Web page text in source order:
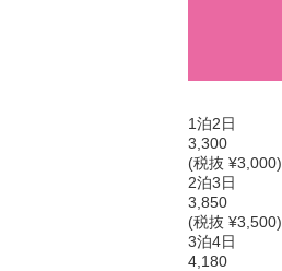
1泊2日
3,300
(税抜 ¥3,000)
2泊3日
3,850
(税抜 ¥3,500)
3泊4日
4,180